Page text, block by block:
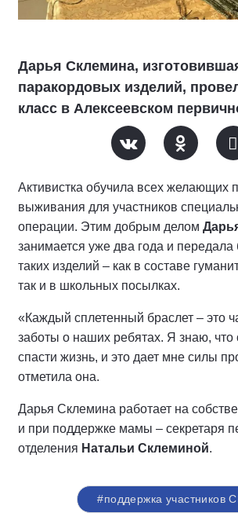
Дарья Склемина,
паракордовых изделий,
класс в Алексеевском
Активистка обучила всех желающих
выживания для участников
операции. Этим добрым делом
занимается уже два года и
таких изделий – как в составе
так и в школьных посылках.
«Каждый сплетенный браслет – это
заботы о наших ребятах. Я знаю, что
спасти жизнь, и это дает мне силы
отметила она.
Дарья Склемина работает на
и при поддержке мамы – секретаря
отделения Натальи Склеминой.
#поддержка участников